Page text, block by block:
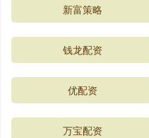
新富策略
钱龙配资
优配资
万宝配资